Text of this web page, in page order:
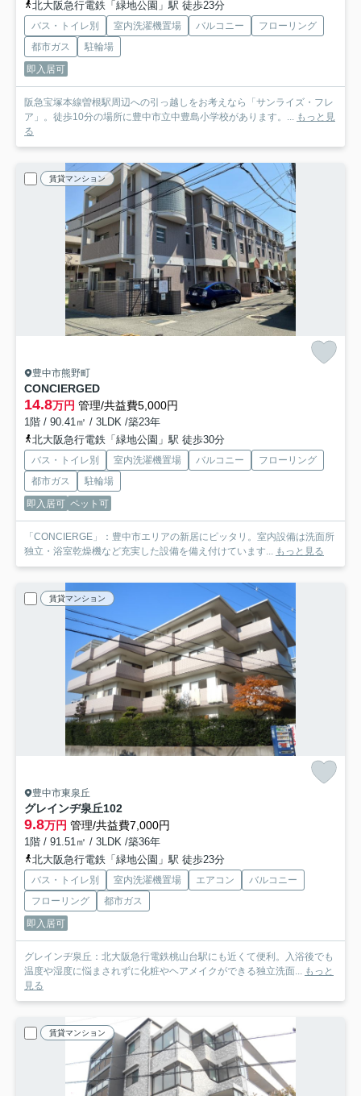
北大阪急行電鉄「緑地公園」駅 徒歩23分
バス・トイレ別 室内洗濯機置場 バルコニー
フローリング
都市ガス
駐輪場
即入居可
阪急宝塚本線曽根駅周辺への引っ越しをお考えなら「サンライズ・フレ
ア」。徒歩10分の場所に豊中市立中豊島小学校があります。...
もっと見
る
賃貸マンション
豊中市熊野町
CONCIERGED
14.8万円 管理/共益費5,000円
1階 / 90.41㎡ / 3LDK /築23年
北大阪急行電鉄「緑地公園」駅 徒歩30分
バス・トイレ別 室内洗濯機置場 バルコニー
フローリング
都市ガス
駐輪場
即入居可 ペット可
「CONCIERGE」：豊中市エリアの新居にピッタリ。室内設備は洗面所
独立・浴室乾燥機など充実した設備を備え付けています...
もっと見る
賃貸マンション
豊中市東泉丘
グレインヂ泉丘102
9.8万円 管理/共益費7,000円
1階 / 91.51㎡ / 3LDK /築36年
北大阪急行電鉄「緑地公園」駅 徒歩23分
バス・トイレ別 室内洗濯機置場 エアコン
バルコニー
フローリング
都市ガス
即入居可
グレインヂ泉丘：北大阪急行電鉄桃山台駅にも近くて便利。入浴後でも
温度や湿度に悩まされずに化粧やヘアメイクができる独立洗面...
もっと
見る
賃貸マンション